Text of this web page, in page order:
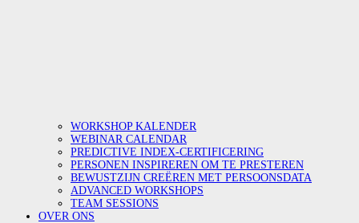
WORKSHOP KALENDER
WEBINAR CALENDAR
PREDICTIVE INDEX-CERTIFICERING
PERSONEN INSPIREREN OM TE PRESTEREN
BEWUSTZIJN CREËREN MET PERSOONSDATA
ADVANCED WORKSHOPS
TEAM SESSIONS
OVER ONS